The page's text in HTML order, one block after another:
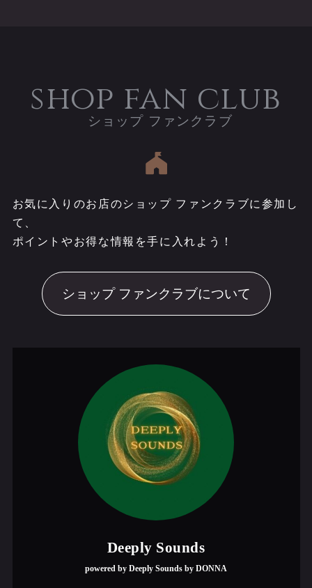
shop fan club
お気に入りのお店のショップ ファンクラブに参加し
て、
ポイントやお得な情報を手に入れよう！
ショップ ファンクラブについて
Deeply Sounds
powered by Deeply Sounds by DONNA